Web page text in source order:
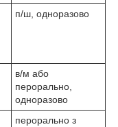
п/ш, одноразово
в/м або
перорально,
одноразово
перорально з